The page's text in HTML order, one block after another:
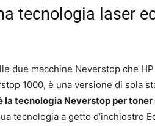
tecnologia laser
due macchine Neverstop che
1000, è una versione di sola
tecnologia Neverstop per
tecnologia a getto d’inchiostro